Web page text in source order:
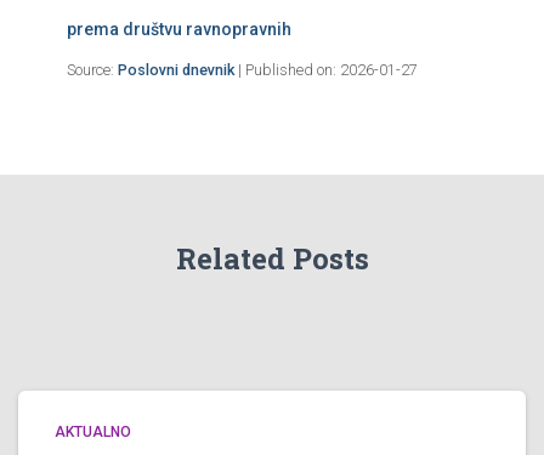
prema društvu ravnopravnih
Source: Poslovni dnevnik Published on: 2026-01-27
Related Posts
AKTUALNO